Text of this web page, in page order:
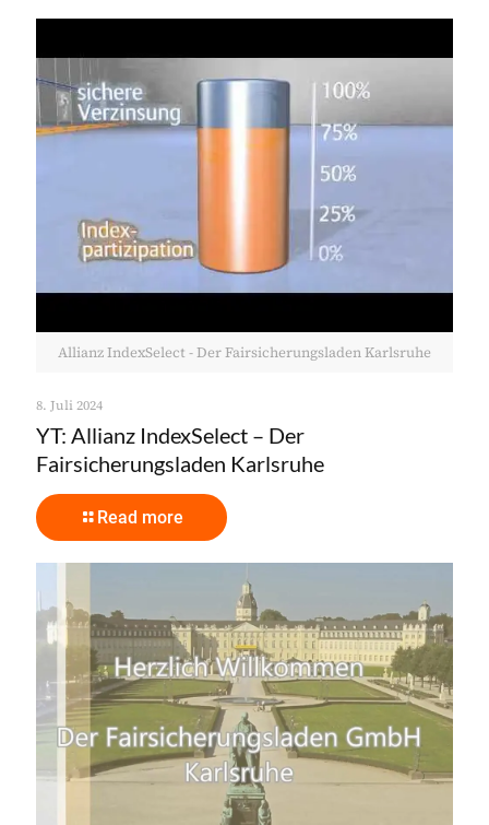
Allianz IndexSelect - Der Fairsicherungsladen Karlsruhe
8. Juli 2024
YT: Allianz IndexSelect – Der
Fairsicherungsladen Karlsruhe
Read more